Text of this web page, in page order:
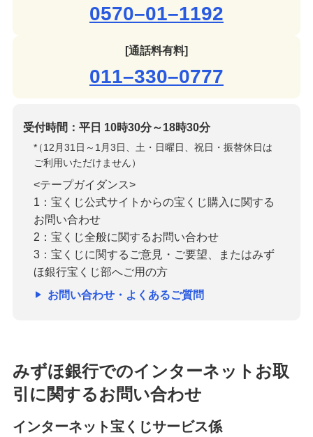
0570–01–1192
[通話料有料]
011–330–0777
受付時間：平日 10時30分～18時30分
*
（12月31日～1月3日、土・日曜日、祝日・振替休日は
ご利用いただけません）
<テープガイダンス>
1：宝くじ公式サイトからの宝くじ購入に関する
お問い合わせ
2：宝くじ全般に関するお問い合わせ
3：宝くじに関するご意見・ご要望、またはみず
ほ銀行宝くじ部へご用の方
お問い合わせ・よくあるご質問
みずほ銀行でのインターネットお取
引に関するお問い合わせ
インターネット宝くじサービス係